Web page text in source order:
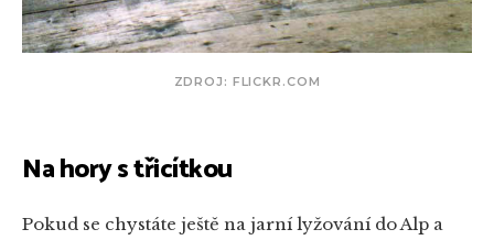
ZDROJ: FLICKR.COM
Na hory s třicítkou
Pokud se chystáte ještě na jarní lyžování do Alp a